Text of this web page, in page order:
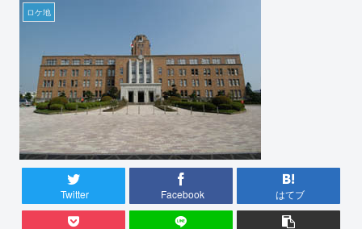
ロケ地
Twitter Facebook はてブ